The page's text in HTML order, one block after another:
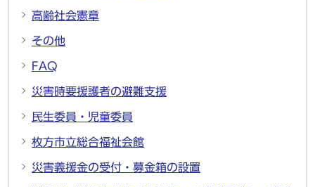
高齢社会憲章
その他
FAQ
災害時要援護者の避難支援
民生委員・児童委員
枚方市立総合福祉会館
災害義援金の受付・募金箱の設置